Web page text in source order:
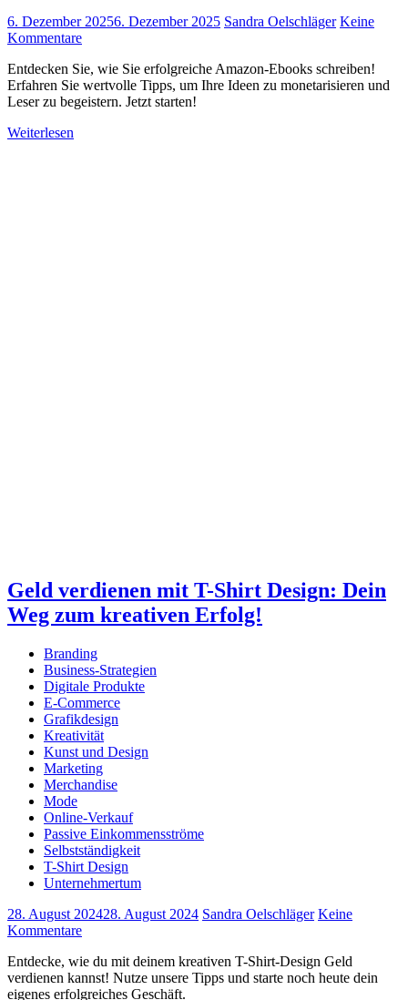
6. Dezember 20256. Dezember 2025 Sandra Oelschläger Keine
Kommentare
Entdecken Sie, wie Sie erfolgreiche Amazon-Ebooks schreiben!
Erfahren Sie wertvolle Tipps, um Ihre Ideen zu monetarisieren und
Leser zu begeistern. Jetzt starten!
Weiterlesen
Geld verdienen mit T-Shirt Design: Dein
Weg zum kreativen Erfolg!
Branding
Business-Strategien
Digitale Produkte
E-Commerce
Grafikdesign
Kreativität
Kunst und Design
Marketing
Merchandise
Mode
Online-Verkauf
Passive Einkommensströme
Selbstständigkeit
T-Shirt Design
Unternehmertum
28. August 202428. August 2024 Sandra Oelschläger Keine
Kommentare
Entdecke, wie du mit deinem kreativen T-Shirt-Design Geld
verdienen kannst! Nutze unsere Tipps und starte noch heute dein
eigenes erfolgreiches Geschäft.